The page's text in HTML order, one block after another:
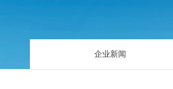
企业新闻